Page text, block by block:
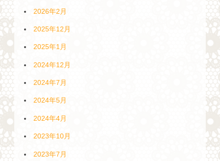
2026年2月
2025年12月
2025年1月
2024年12月
2024年7月
2024年5月
2024年4月
2023年10月
2023年7月